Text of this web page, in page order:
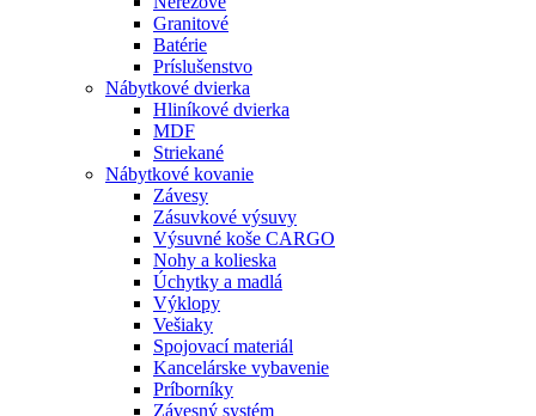
Granitové
Batérie
Príslušenstvo
Nábytkové dvierka
Hliníkové dvierka
MDF
Striekané
Nábytkové kovanie
Závesy
Zásuvkové výsuvy
Výsuvné koše CARGO
Nohy a kolieska
Úchytky a madlá
Výklopy
Vešiaky
Spojovací materiál
Kancelárske vybavenie
Príborníky
Závesný systém